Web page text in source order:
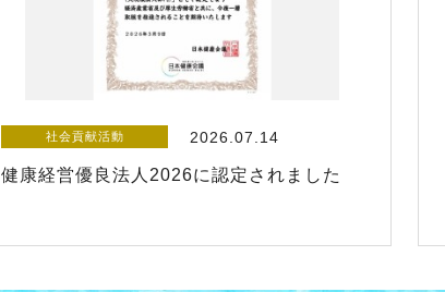
社会貢献活動 2026.07.14
健康経営優良法人2026に認定されました